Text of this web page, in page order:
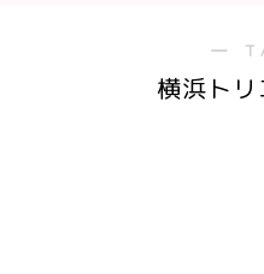
―
横浜ト